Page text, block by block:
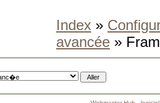
Index »
avancée »